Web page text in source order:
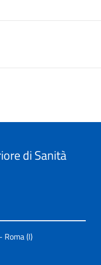
di Sanità
Roma (I)